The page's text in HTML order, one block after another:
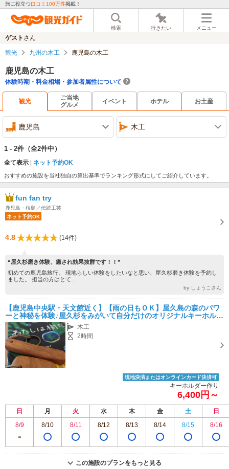
旅に役立つ口コミ100万件掲載！
検索 行きたい メニュー
ゲスト さん
観光 九州の木工 鹿児島の木工
鹿児島の木工
体験時期・料金相場・参加者属性について
観光
ご当地
グルメ
イベント ホテル お土産
鹿児島 木工
1 - 2件 （全2件中）
全て表示 ネット予約OK
おすすめの施設を当社独自の算出基準でランキング形式にしてご紹介しています。
fun fan try
鹿児島・桜島／伝統工芸
ネット予約OK
4.8 (14件)
“屋久杉磨き体験、癒され効果抜群です！！”
初めての鹿児島旅行。 現地らしい体験をしたいなと思い、屋久杉磨き体験を予約し
ました。 担当の方はとて...
by しょうこさん
【鹿児島中央駅・天文館近く】【雨の日もＯＫ】屋久島の森のパワ
ーと神秘を体験♪屋久杉をみがいて自分だけのオリジナルキーホルダ
ーor一輪挿し作り。お子さま向けプランあり。鹿児島産のお茶&お
菓子付き
木工
2時間
現地決済またはオンラインカード決済可
キーホルダー作り
6,400円～
日 月 火 水 木 金 土
日
8/9
8/10 8/11 8/12 8/13 8/14 8/15 8/16
この施設のプランをもっと見る